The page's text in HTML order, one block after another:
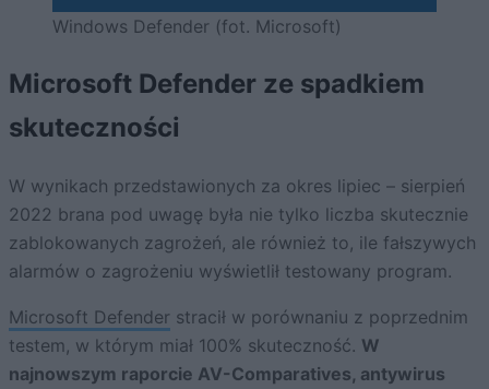
Windows Defender (fot. Microsoft)
Microsoft Defender ze spadkiem
skuteczności
W wynikach przedstawionych za okres lipiec – sierpień
2022 brana pod uwagę była nie tylko liczba skutecznie
zablokowanych zagrożeń, ale również to, ile fałszywych
alarmów o zagrożeniu wyświetlił testowany program.
Microsoft Defender stracił w porównaniu z poprzednim
testem, w którym miał 100% skuteczność. W
najnowszym raporcie AV-Comparatives, antywirus